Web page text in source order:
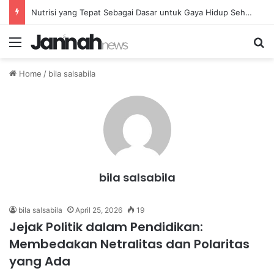
Nutrisi yang Tepat Sebagai Dasar untuk Gaya Hidup Sehat dan Berkelanjutan
Menu
Home / bila salsabila
bila salsabila
bila salsabila April 25, 2026 19
Jejak Politik dalam Pendidikan:
Membedakan Netralitas dan Polaritas
yang Ada